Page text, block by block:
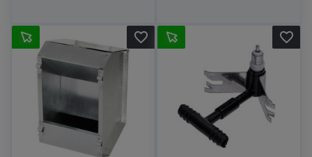
favorite_border favorite_border